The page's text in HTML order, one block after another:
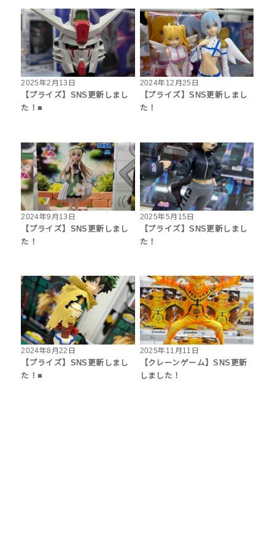
2025年2月13日
【プライズ】SNS更新しまし
た！■
2024年12月25日
【プライズ】SNS更新しまし
た！
2024年9月13日
【プライズ】SNS更新しまし
た！
2025年5月15日
【プライズ】SNS更新しまし
た！
2024年8月22日
【プライズ】SNS更新しまし
た！■
2025年11月11日
【クレーンゲーム】SNS更新
しました！